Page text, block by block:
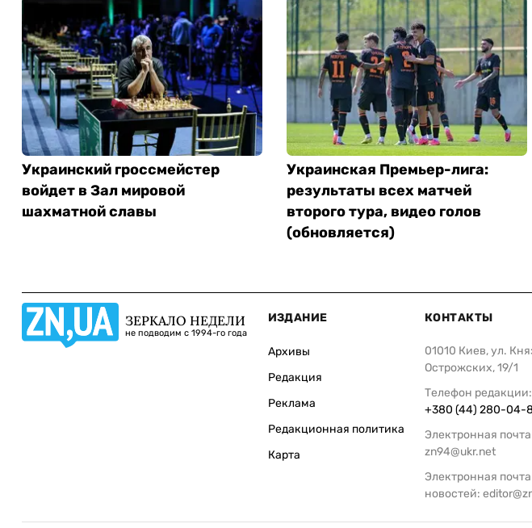
Украинский гроссмейстер
войдет в Зал мировой
шахматной славы
Украинская Премьер-лига:
результаты всех матчей
второго тура, видео голов
(обновляется)
ЗЕРКАЛО НЕДЕЛИ
не подводим с 1994-го года
ИЗДАНИЕ
Архивы
Редакция
Реклама
Редакционная политика
Карта
КОНТАКТЫ
01010 Киев, ул.
Острожских, 19/1
Телефон редакции:
+380 (44) 280-04-
Электронная
zn94@ukr.net
Электронная
новостей: